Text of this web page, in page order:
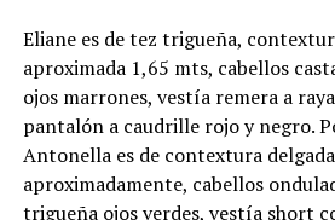
Eliane es de tez trigueña,
aproximada 1,65 mts, cabellos
ojos marrones, vestía remera a
pantalón a caudrille rojo y negro.
Antonella es de contextura
aproximadamente, cabellos
trigueña ojos verdes, vestía short